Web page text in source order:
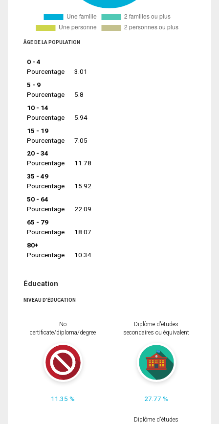
ÂGE DE LA POPULATION
0 - 4
Pourcentage
3.01
5 - 9
Pourcentage
5.8
10 - 14
Pourcentage
5.94
15 - 19
Pourcentage
7.05
20 - 34
Pourcentage
11.78
35 - 49
Pourcentage
15.92
50 - 64
Pourcentage
22.09
65 - 79
Pourcentage
18.07
80+
Pourcentage
10.34
Éducation
NIVEAU D'ÉDUCATION
No
certificate/diploma/degree
11.35 %
Diplôme d'études
secondaires ou équivalent
27.77 %
Diplôme d'études